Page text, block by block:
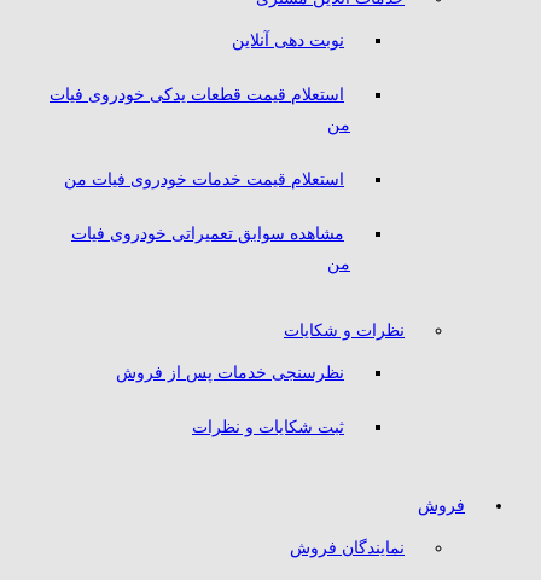
نوبت دهی آنلاین
استعلام قیمت قطعات یدکی خودروی فیات
من
استعلام قیمت خدمات خودروی فیات من
مشاهده سوابق تعمیراتی خودروی فیات
من
نظرات و شکایات
نظرسنجی خدمات پس از فروش
ثبت شکایات و نظرات
فروش
نمایندگان فروش